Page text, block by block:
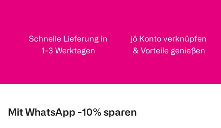
Schnelle Lieferung in
1-3 Werktagen
jö Konto verknüpfen
& Vorteile genießen
Mit WhatsApp -10% sparen